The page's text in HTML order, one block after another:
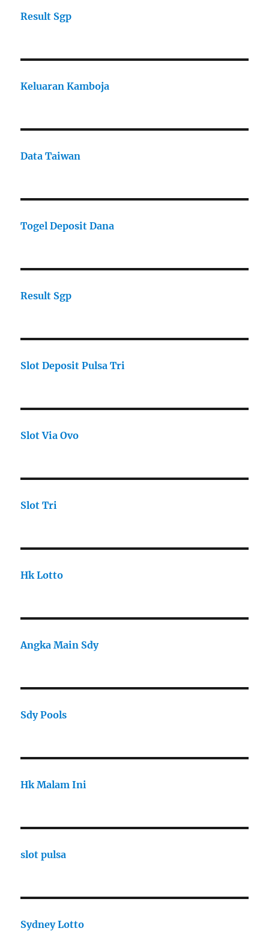
Result Sgp
Keluaran Kamboja
Data Taiwan
Togel Deposit Dana
Result Sgp
Slot Deposit Pulsa Tri
Slot Via Ovo
Slot Tri
Hk Lotto
Angka Main Sdy
Sdy Pools
Hk Malam Ini
slot pulsa
Sydney Lotto